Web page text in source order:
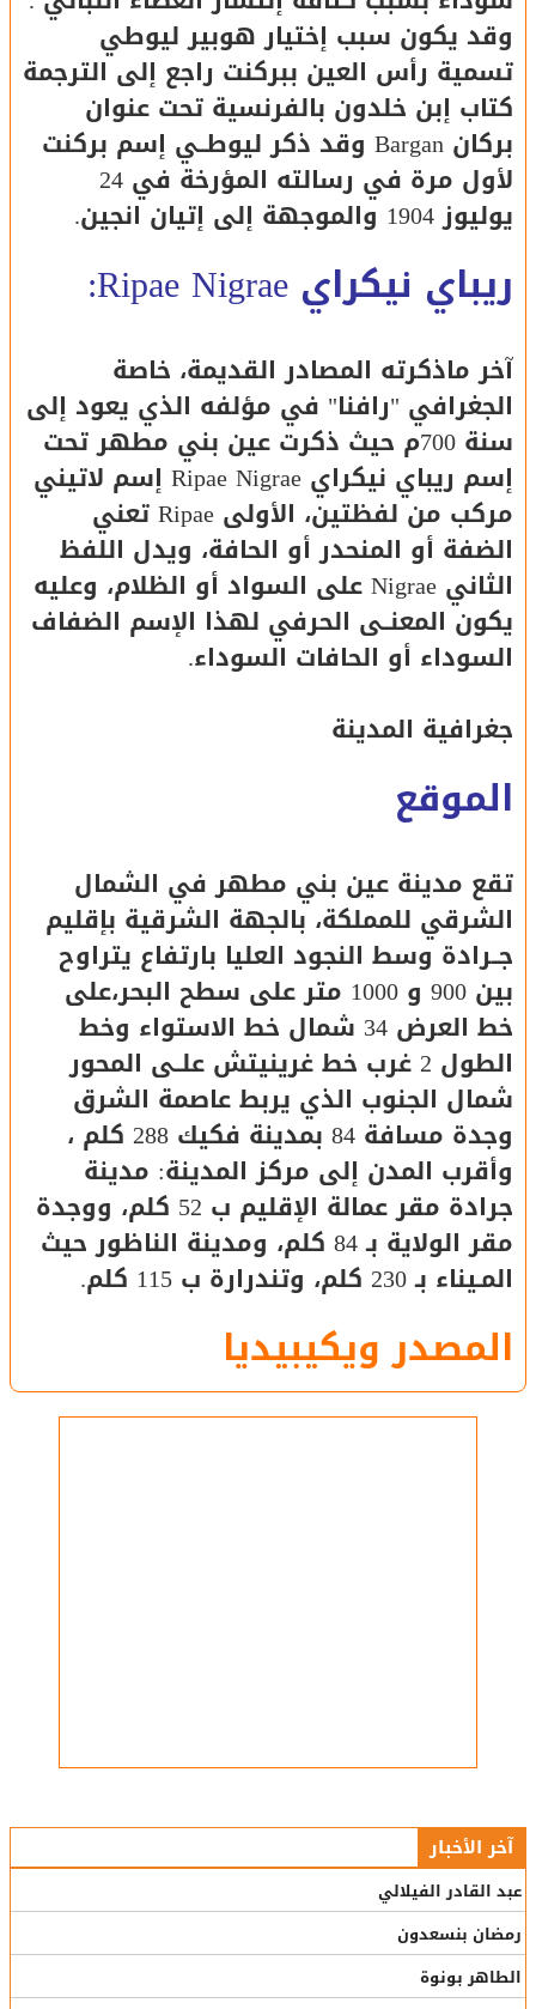
آخر الأخبار
عبد القادر الفيلالي
رمضان بنسعدون
الطاهر بونوة
وقد يكون سبب إختيار هوبير ليوطي
تسمية رأس العين ببركنت راجع إلى الترجمة
كتاب إبن خلدون بالفرنسية تحت عنوان
بركان Bargan وقد ذكر ليوطــي إسم بركنت
لأول مرة في رسالته المؤرخة في 24
يوليوز 1904 والموجهة إلى إتيان انجين.
ريباي نيكراي Ripae Nigrae:
آخر ماذكرته المصادر القديمة، خاصة
الجغرافي "رافنا" في مؤلفه الذي يعود إلى
سنة 700م حيث ذكرت عين بني مطهر تحت
إسم ريباي نيكراي Ripae Nigrae إسم لاتيني
مركب من لفظتين، الأولى Ripae تعني
الضفة أو المنحدر أو الحافة، ويدل اللفظ
الثاني Nigrae على السواد أو الظلام، وعليه
يكون المعنــى الحرفي لهذا الإسم الضفاف
السوداء أو الحافات السوداء.
جغرافية المدينة
الموقع
تقع مدينة عين بني مطهر في الشمال
الشرقي للمملكة، بالجهة الشرقية بإقليم
جــرادة وسط النجود العليا بارتفاع يتراوح
بين 900 و 1000 متر على سطح البحر،على
خط العرض 34 شمال خط الاستواء وخط
الطول 2 غرب خط غرينيتش علــى المحور
شمال الجنوب الذي يربط عاصمة الشرق
وجدة مسافة 84 بمدينة فكيك 288 كلم ،
وأقرب المدن إلى مركز المدينة: مدينة
جرادة مقر عمالة الإقليم ب 52 كلم، ووجدة
مقر الولاية بـ 84 كلم، ومدينة الناظور حيث
المـيناء بـ 230 كلم، وتندرارة ب 115 كلم.
المصدر ويكيبيديا